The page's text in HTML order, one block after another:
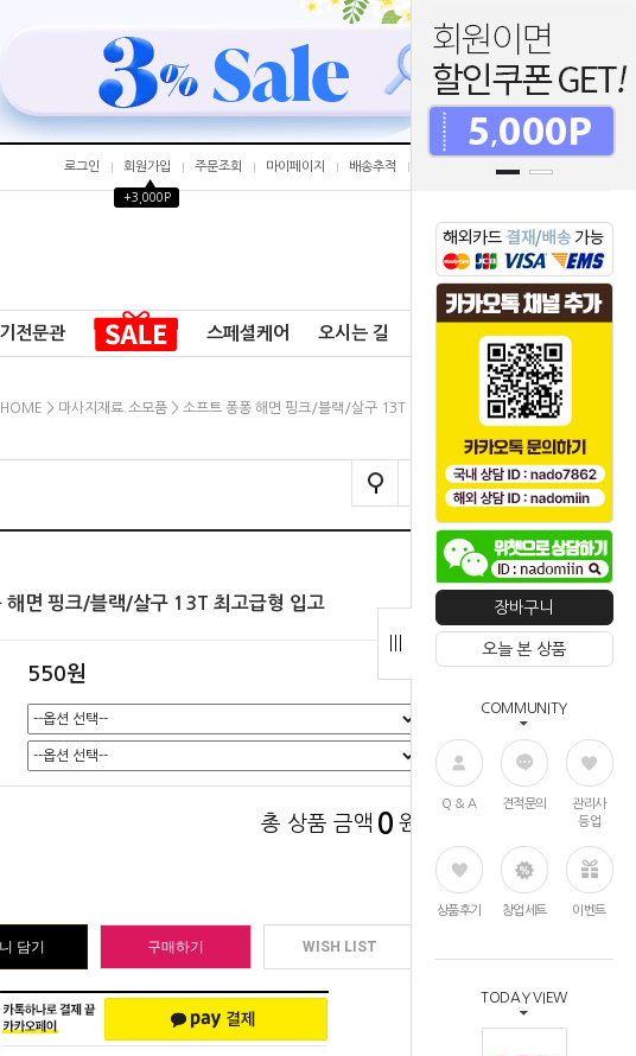
장바구니
오늘 본 상품
COMMUNITY
Q & A 견적문의
관리사
등업
상품후기 창업세트 이벤트
TODAY VIEW
로그인 회원가입
▲
+3,000P
주문조회 마이페이지 배송추적
0
전문관 스페셜케어 오시는 길 공지사항
HOME > 마사지재료.소모품 > 소프트 퐁퐁 해면 핑크/블랙/살구 13T 최고급형 입고
해면 핑크/블랙/살구 13T 최고급형 입고
550원
총 상품 금액 0 원
담기 구매하기 WISH LIST